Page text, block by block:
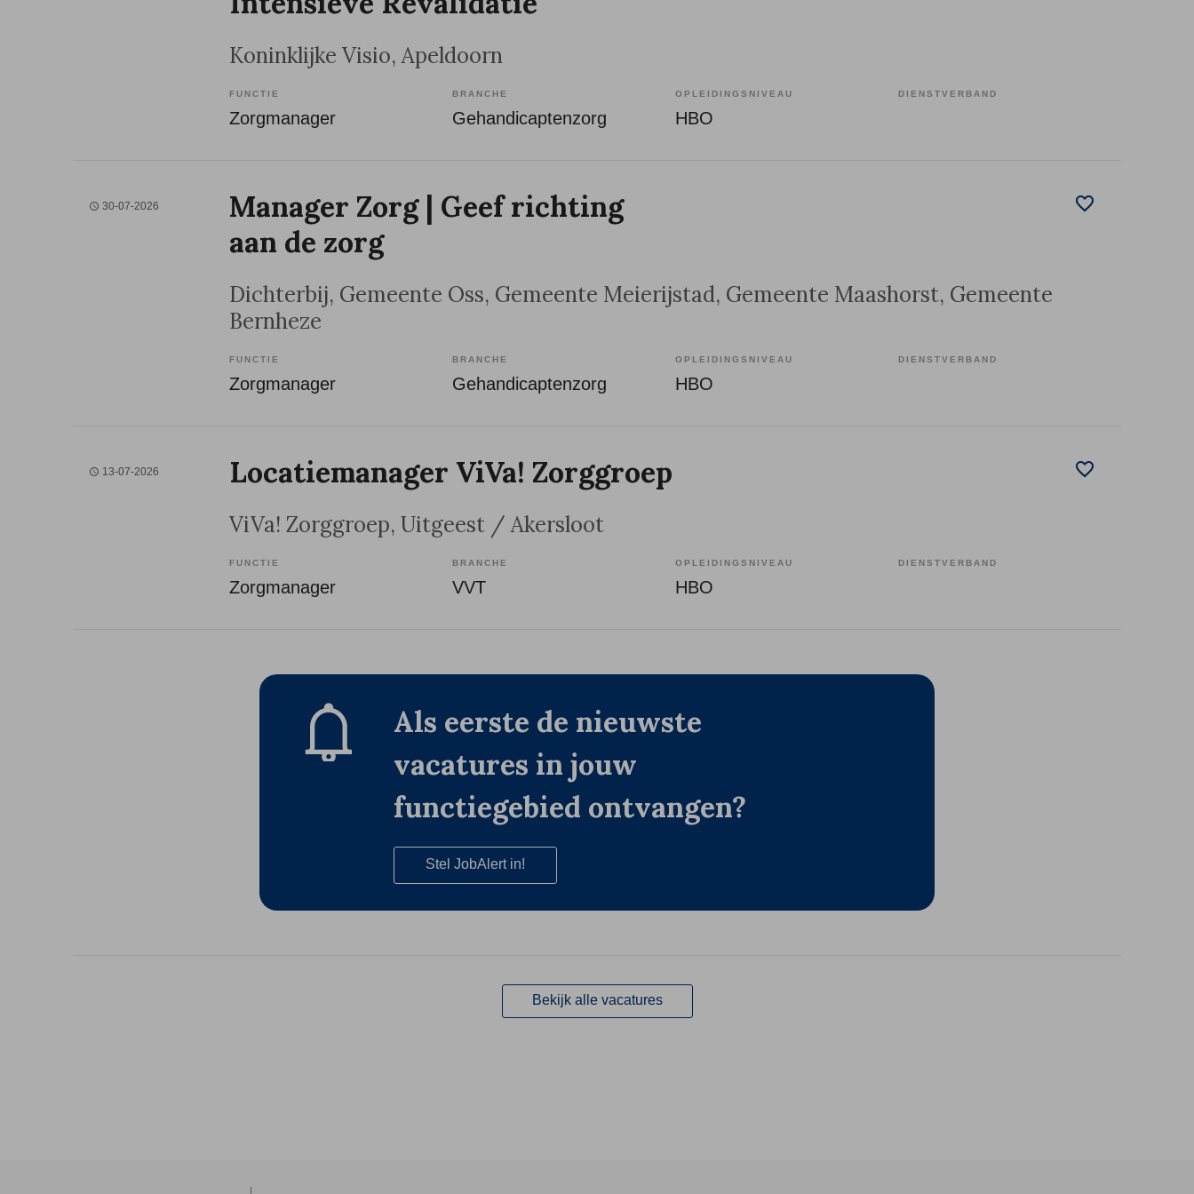
Koninklijke Visio, Apeldoorn
FUNCTIE
Zorgmanager
BRANCHE
Gehandicaptenzorg
OPLEIDINGSNIVEAU
HBO
DIENSTVERBAND
30-07-2026
Manager Zorg | Geef richting
aan de zorg
Dichterbij, Gemeente Oss, Gemeente Meierijstad, Gemeente Maashorst, Gemeente
Bernheze
FUNCTIE
Zorgmanager
BRANCHE
Gehandicaptenzorg
OPLEIDINGSNIVEAU
HBO
DIENSTVERBAND
13-07-2026 Locatiemanager ViVa! Zorggroep
ViVa! Zorggroep, Uitgeest / Akersloot
FUNCTIE
Zorgmanager
BRANCHE
VVT
OPLEIDINGSNIVEAU
HBO
DIENSTVERBAND
Als eerste de nieuwste
vacatures in jouw
functiegebied ontvangen?
Stel JobAlert in!
Bekijk alle vacatures